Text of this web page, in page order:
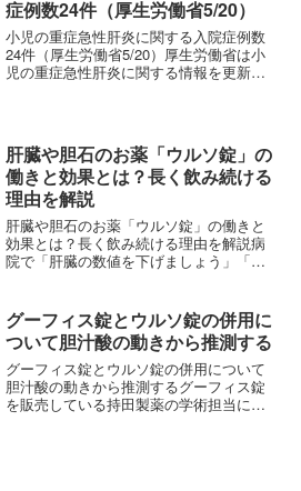
症例数24件（厚生労働省5/20）
小児の重症急性肝炎に関する入院症例数
24件（厚生労働省5/20）厚生労働省は小
児の重症急性肝炎に関する情報を更新し
性...
肝臓や胆石のお薬「ウルソ錠」の
働きと効果とは？長く飲み続ける
理由を解説
肝臓や胆石のお薬「ウルソ錠」の働きと
効果とは？長く飲み続ける理由を解説病
院で「肝臓の数値を下げましょう」「胆
酸）を処方された方はおられませんか？
ウルソ錠は、非常に古くから...
グーフィス錠とウルソ錠の併用に
ついて胆汁酸の動きから推測する
グーフィス錠とウルソ錠の併用について
胆汁酸の動きから推測するグーフィス錠
を販売している持田製薬の学術担当に